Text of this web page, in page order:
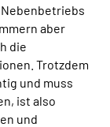
aber
die
Trotzdem
und muss
ist also
und